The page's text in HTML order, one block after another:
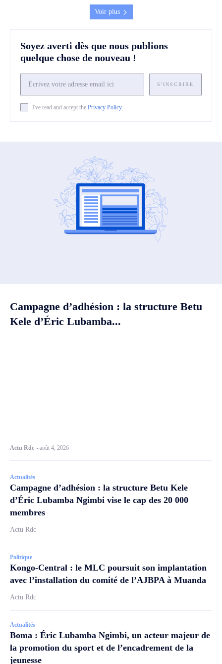
Voir plus
Soyez averti dès que nous publions
quelque chose de nouveau !
S'INSCRIRE
I've read and accept the Privacy Policy.
Campagne d’adhésion : la structure Betu
Kele d’Éric Lubamba...
Actu Rdc -août 4, 2026
Actualités
Campagne d’adhésion : la structure Betu Kele
d’Éric Lubamba Ngimbi vise le cap des 20 000
membres
Actu Rdc
Politique
Kongo-Central : le MLC poursuit son implantation
avec l’installation du comité de l’AJBPA à Muanda
Actu Rdc
Actualités
Boma : Éric Lubamba Ngimbi, un acteur majeur de
la promotion du sport et de l’encadrement de la
jeunesse